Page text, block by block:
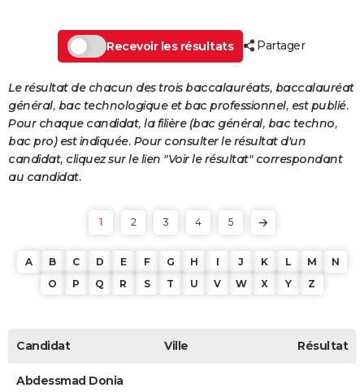
Se connecter
Primaires
Universités
Entreprises
Service militaire
Avis de recherche
AVIS DE DÉCÈS
Bricolage
Lifestyle
Culture
Sport
Auto
Television
Voyage
Cinema
Recevoir les résultats Partager
Le résultat de chacun des trois baccalauréats, baccalauréat
général, bac technologique et bac professionnel, est publié.
Pour chaque candidat, la filière (bac général, bac techno,
bac pro) est indiquée. Pour consulter le résultat d'un
candidat, cliquez sur le lien "Voir le résultat" correspondant
au candidat.
1 2 3 4 5
A B C D E F G H I J K L M
N
O
P Q R S T U V W X Y Z
Candidat Ville Résultat
Abdessmad Donia